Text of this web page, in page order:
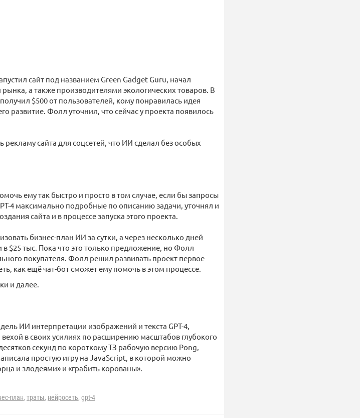
сайт под названием Green Gadget Guru, начал
а также производителями экологических товаров. В
$500 от пользователей, кому понравилась идея
развитие. Фолл уточнил, что сейчас у проекта появилось
сайта для соцсетей, что ИИ сделал без особых
ему так быстро и просто в том случае, если бы запросы
4 максимально подробные по описанию задачи, уточнял и
сайта и в процессе запуска этого проекта.
бизнес-план ИИ за сутки, а через несколько дней
в $25 тыс. Пока что это только предложение, но Фолл
покупателя. Фолл решил развивать проект первое
как ещё чат-бот сможет ему помочь в этом процессе.
и далее.
ИИ интерпретации изображений и текста GPT-4,
в своих усилиях по расширению масштабов глубокого
секунд по короткому ТЗ рабочую версию Pong,
простую игру на JavaScript, в которой можно
и злодеями» и «грабить корованы».
план, траты, нейросеть, gpt-4